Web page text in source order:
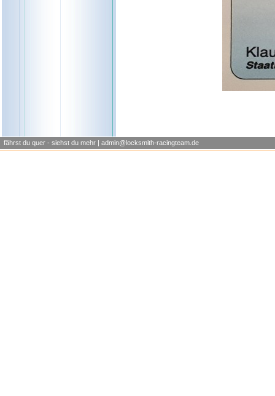
fährst du quer - siehst du mehr | admin@locksmith-racingteam.de